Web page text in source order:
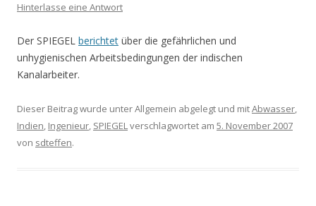
Hinterlasse eine Antwort
Der SPIEGEL berichtet über die gefährlichen und
unhygienischen Arbeitsbedingungen der indischen
Kanalarbeiter.
Dieser Beitrag wurde unter Allgemein abgelegt und mitAbwasser,
Indien, Ingenieur, SPIEGELverschlagwortet am 5. November 2007
von sdteffen.